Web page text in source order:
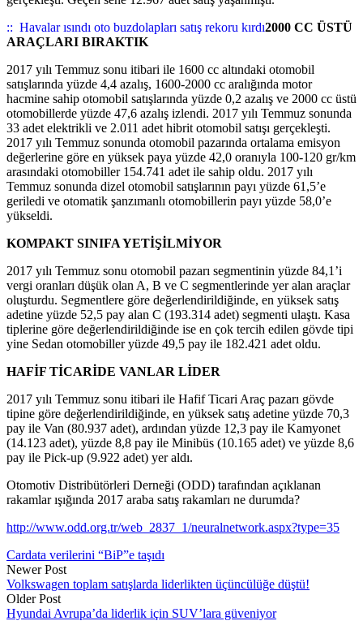
:: Havalar ısındı oto buzdolapları satış rekoru kırdı2000 CC ÜSTÜ
ARAÇLARI BIRAKTIK
2017 yılı Temmuz sonu itibari ile 1600 cc altındaki otomobil
satışlarında yüzde 4,4 azalış, 1600-2000 cc aralığında motor
hacmine sahip otomobil satışlarında yüzde 0,2 azalış ve 2000 cc üstü
otomobillerde yüzde 47,6 azalış izlendi. 2017 yılı Temmuz sonunda
33 adet elektrikli ve 2.011 adet hibrit otomobil satışı gerçekleşti.
2017 yılı Temmuz sonunda otomobil pazarında ortalama emisyon
değerlerine göre en yüksek paya yüzde 42,0 oranıyla 100-120 gr/km
arasındaki otomobiller 154.741 adet ile sahip oldu. 2017 yılı
Temmuz sonunda dizel otomobil satışlarının payı yüzde 61,5’e
geriledi ve otomatik şanzımanlı otomobillerin payı yüzde 58,0’e
yükseldi.
KOMPAKT SINIFA YETİŞİLMİYOR
2017 yılı Temmuz sonu otomobil pazarı segmentinin yüzde 84,1’i
vergi oranları düşük olan A, B ve C segmentlerinde yer alan araçlar
oluşturdu. Segmentlere göre değerlendirildiğinde, en yüksek satış
adetine yüzde 52,5 pay alan C (193.314 adet) segmenti ulaştı. Kasa
tiplerine göre değerlendirildiğinde ise en çok tercih edilen gövde tipi
yine Sedan otomobiller yüzde 49,5 pay ile 182.421 adet oldu.
HAFİF TİCARİDE VANLAR LİDER
2017 yılı Temmuz sonu itibari ile Hafif Ticari Araç pazarı gövde
tipine göre değerlendirildiğinde, en yüksek satış adetine yüzde 70,3
pay ile Van (80.937 adet), ardından yüzde 12,3 pay ile Kamyonet
(14.123 adet), yüzde 8,8 pay ile Minibüs (10.165 adet) ve yüzde 8,6
pay ile Pick-up (9.922 adet) yer aldı.
Otomotiv Distribütörleri Derneği (ODD) tarafından açıklanan
rakamlar ışığında 2017 araba satış rakamları ne durumda?
http://www.odd.org.tr/web_2837_1/neuralnetwork.aspx?type=35
Cardata verilerini “BiP”e taşıdı
Newer Post
Volkswagen toplam satışlarda liderlikten üçüncülüğe düştü!
Older Post
Hyundai Avrupa’da liderlik için SUV’lara güveniyor